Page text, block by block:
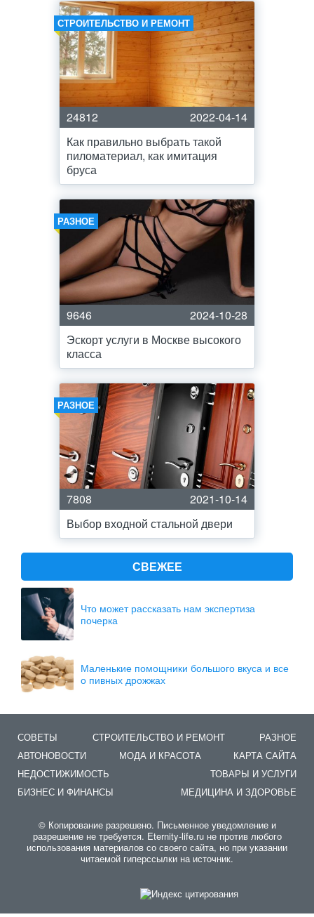
СТРОИТЕЛЬСТВО И РЕМОНТ
24812
2022-04-14
Как правильно выбрать такой
пиломатериал, как имитация
бруса
РАЗНОЕ
9646
2024-10-28
Эскорт услуги в Москве высокого
класса
РАЗНОЕ
7808
2021-10-14
Выбор входной стальной двери
СВЕЖЕЕ
Что может рассказать нам экспертиза
почерка
Маленькие помощники большого вкуса и все
о пивных дрожжах
СОВЕТЫ СТРОИТЕЛЬСТВО И РЕМОНТ
РАЗНОЕ
АВТОНОВОСТИ
МОДА И КРАСОТА
КАРТА САЙТА
НЕДОСТИЖИМОСТЬ
ТОВАРЫ И УСЛУГИ
БИЗНЕС И ФИНАНСЫ
МЕДИЦИНА И ЗДОРОВЬЕ
© Копирование разрешено. Письменное уведомление и
разрешение не требуется. Eternity-life.ru не против любого
использования материалов со своего сайта, но при указании
читаемой гиперссылки на источник.